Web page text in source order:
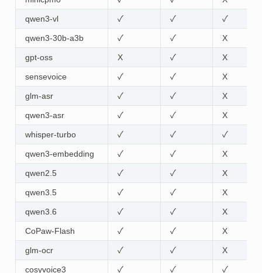
qwen3-vl ✓ ✓ ✓
qwen3-30b-a3b ✓ ✓ X
gpt-oss X ✓ X
sensevoice ✓ ✓ X
glm-asr ✓ ✓ X
qwen3-asr ✓ ✓ X
whisper-turbo ✓ ✓ ✓
qwen3-embedding ✓ ✓ X
qwen2.5 ✓ ✓ X
qwen3.5 ✓ ✓ X
qwen3.6 ✓ ✓ X
CoPaw-Flash ✓ ✓ X
glm-ocr ✓ ✓ X
cosyvoice3 ✓ ✓ ✓